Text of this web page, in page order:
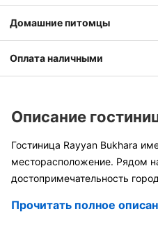
Домашние питомцы
Оплата наличными
Описание
Гостиница Rayyan Bukhara
месторасположение. Рядом
достопримечательность
Прочитать полное